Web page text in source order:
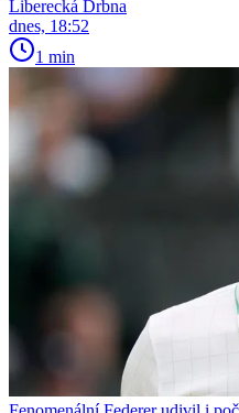
Liberecká Drbna
dnes, 18:52
1 min